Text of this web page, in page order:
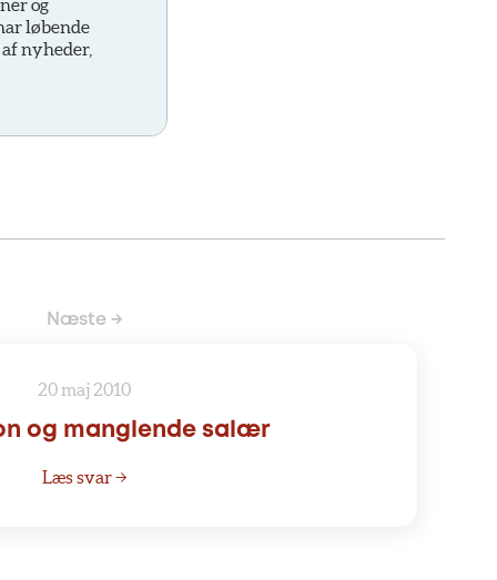
og
løbende
nyheder,
Næste →
20 maj 2010
og manglende salær
Læs svar →